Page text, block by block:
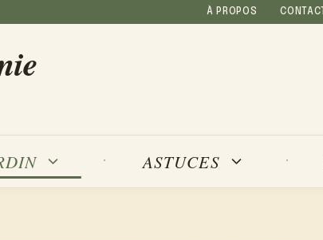
À PROPOS CONTACT
ASTUCES